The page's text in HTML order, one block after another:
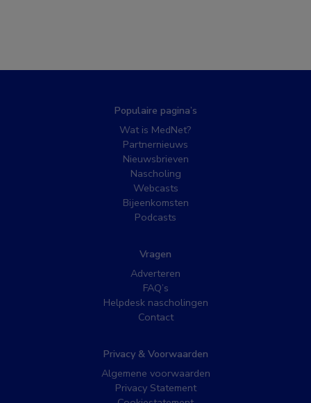
Populaire pagina’s
Wat is MedNet?
Partnernieuws
Nieuwsbrieven
Nascholing
Webcasts
Bijeenkomsten
Podcasts
Vragen
Adverteren
FAQ’s
Helpdesk nascholingen
Contact
Privacy & Voorwaarden
Algemene voorwaarden
Privacy Statement